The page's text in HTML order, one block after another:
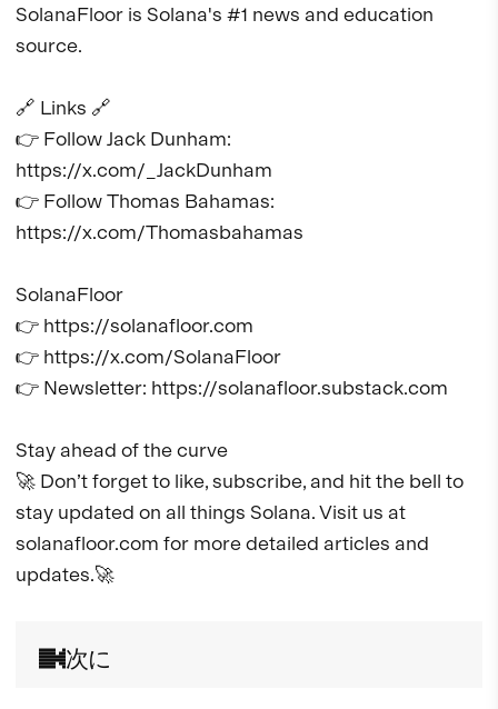
次に
SolanaFloor is Solana's #1 news and education
source.
🔗 Links 🔗
👉 Follow Jack Dunham:
https://x.com/_JackDunham
👉 Follow Thomas Bahamas:
https://x.com/Thomasbahamas
SolanaFloor
👉 https://solanafloor.com
👉 https://x.com/SolanaFloor
👉 Newsletter: https://solanafloor.substack.com
Stay ahead of the curve
🚀 Don’t forget to like, subscribe, and hit the bell to
stay updated on all things Solana. Visit us at
solanafloor.com for more detailed articles and
updates.🚀